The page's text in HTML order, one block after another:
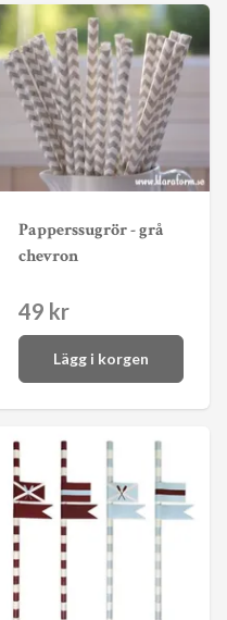
Papperssugrör - grå
chevron
49 kr
Lägg i korgen